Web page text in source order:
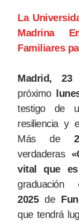
La
Madrina
Familiares
Madrid,
próximo
testigo de
resiliencia y
Más de
verdaderas
vital que
2025de
que tendrá